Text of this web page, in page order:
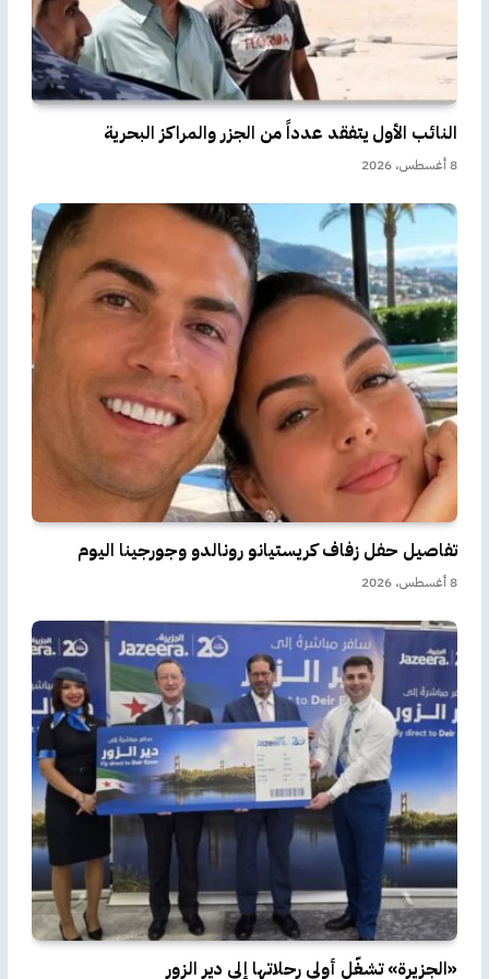
النائب الأول يتفقد عدداً من الجزر والمراكز البحرية
8 أغسطس، 2026
تفاصيل حفل زفاف كريستيانو رونالدو وجورجينا اليوم
8 أغسطس، 2026
«الجزيرة» تشغّل أولى رحلاتها إلى دير الزور